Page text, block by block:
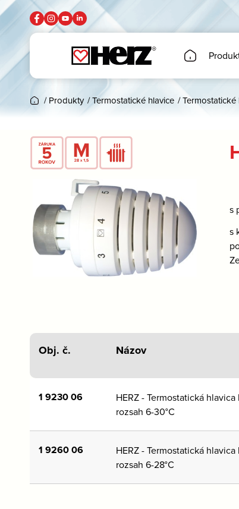
/ Produkty /Termostatické hlavice /Termostatické
s
s
Obj. č. Názov
1 9230 06
HERZ - Termostatická
rozsah 6-30°C
1 9260 06
HERZ - Termostatická
rozsah 6-28°C